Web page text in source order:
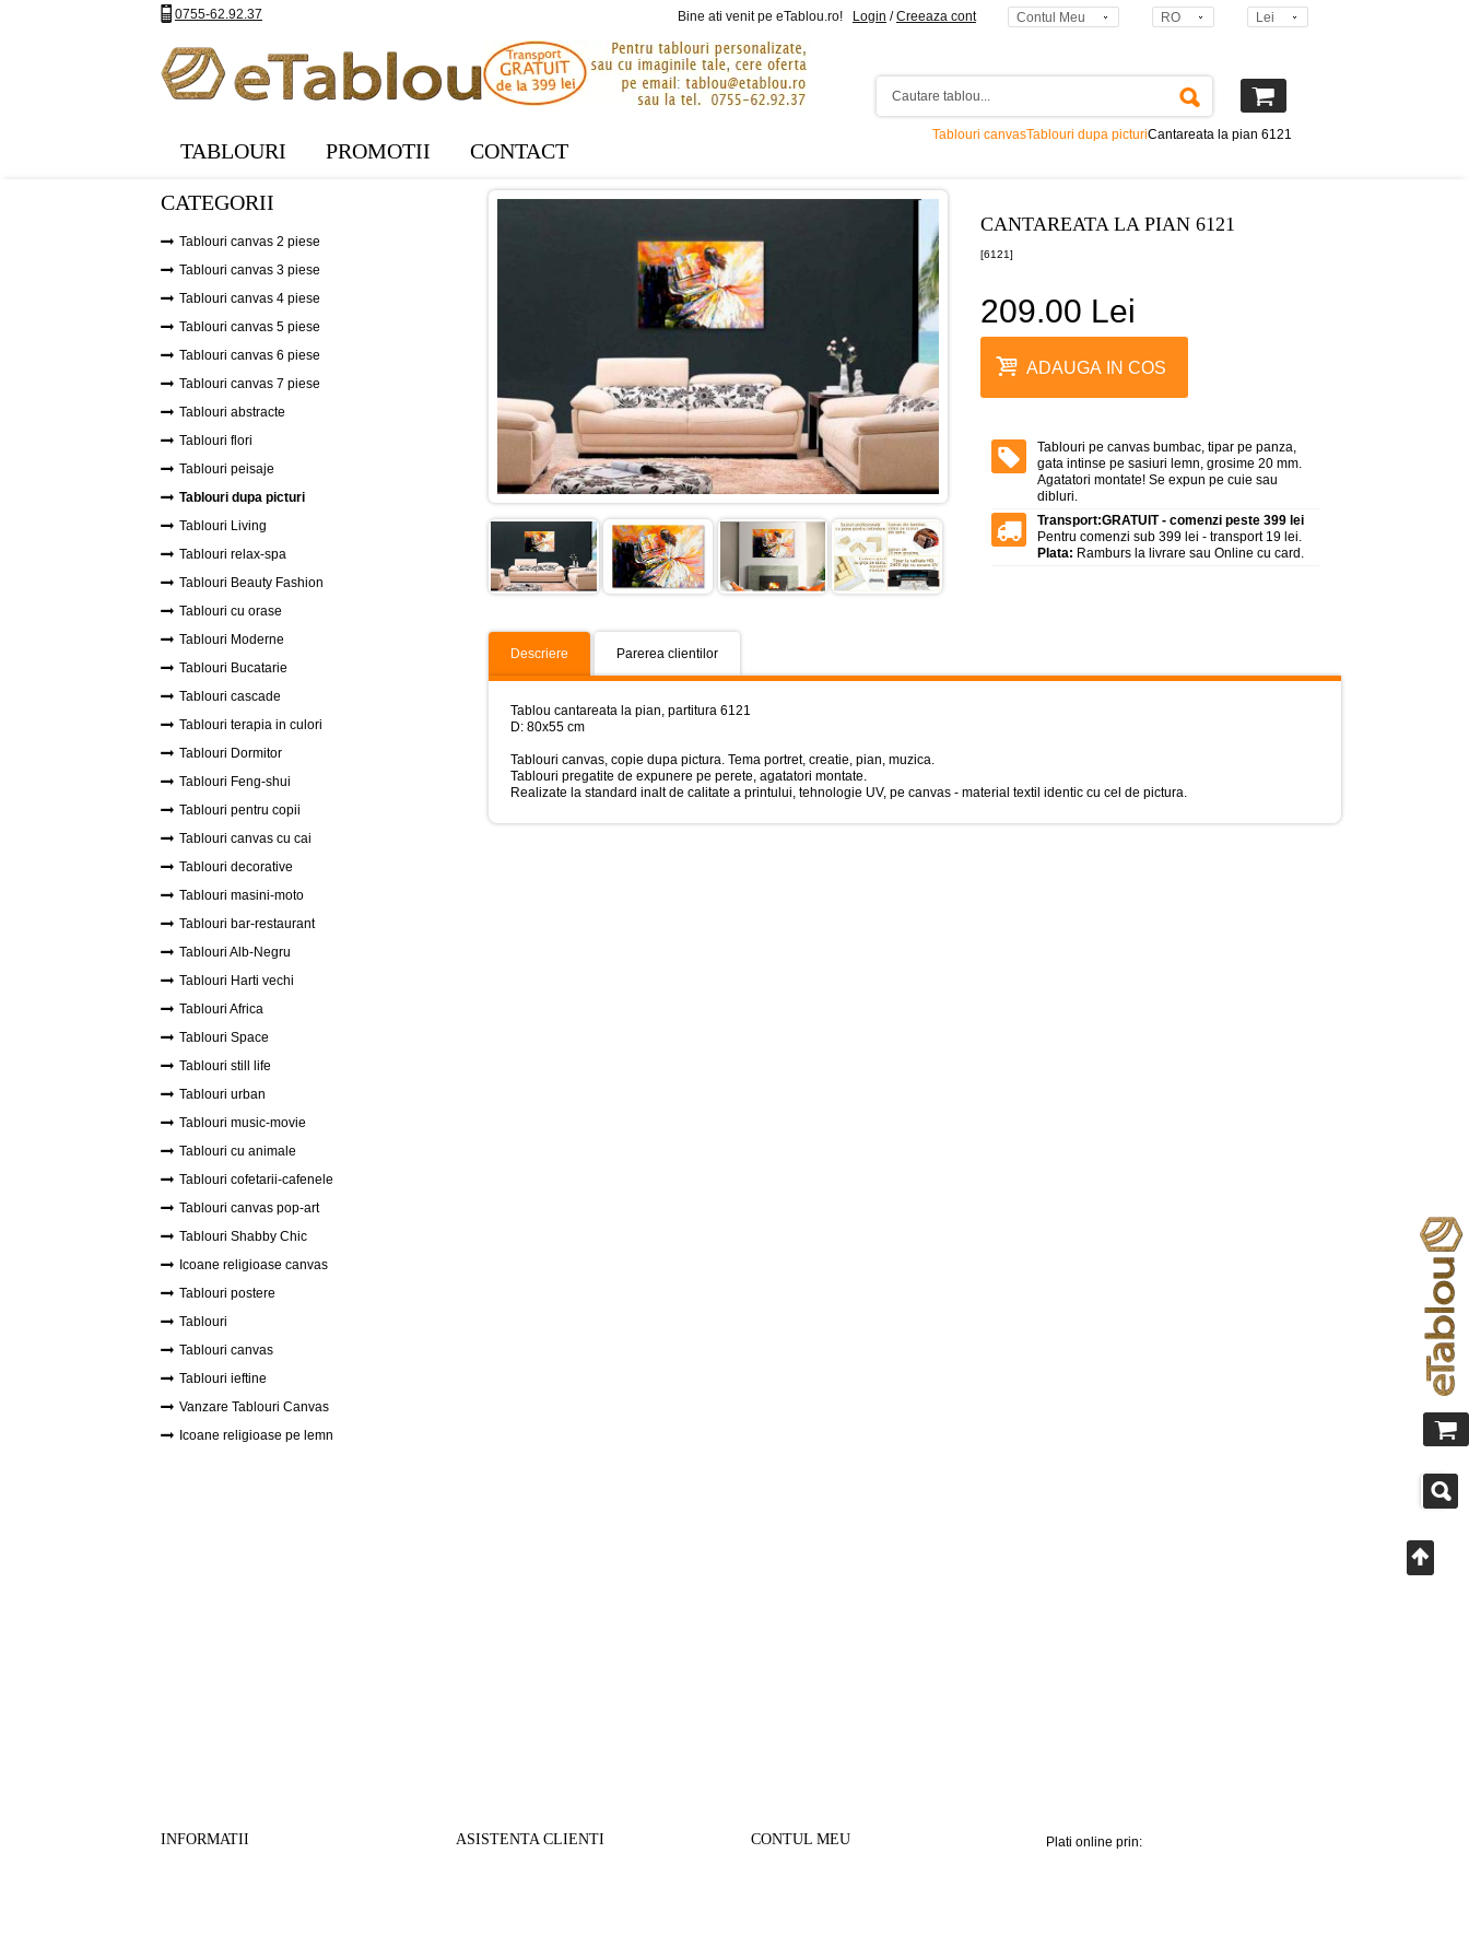
0755-62.92.37 Bine ati venit pe eTablou.ro! Login /Creeaza cont Contul Meu RO Lei
TABLOURI PROMOTII CONTACT
Tablouri canvasTablouri dupa picturiCantareata la pian 6121
CANTAREATA LA PIAN 6121
[6121]
209.00 Lei
ADAUGA IN COS
Tablouri pe canvas bumbac, tipar pe panza,
gata intinse pe sasiuri lemn, grosime 20 mm.
Agatatori montate! Se expun pe cuie sau
dibluri.
Transport:GRATUIT - comenzi peste 399 lei
Pentru comenzi sub 399 lei - transport 19 lei.
Plata: Ramburs la livrare sau Online cu card.
Descriere Parerea clientilor
Tablou cantareata la pian, partitura 6121
D: 80x55 cm
Tablouri canvas, copie dupa pictura. Tema portret, creatie, pian, muzica.
Tablouri pregatite de expunere pe perete, agatatori montate.
Realizate la standard inalt de calitate a printului, tehnologie UV, pe canvas - material textil identic cu cel de pictura.
CATEGORII
Tablouri canvas 2 piese
Tablouri canvas 3 piese
Tablouri canvas 4 piese
Tablouri canvas 5 piese
Tablouri canvas 6 piese
Tablouri canvas 7 piese
Tablouri abstracte
Tablouri flori
Tablouri peisaje
Tablouri dupa picturi
Tablouri Living
Tablouri relax-spa
Tablouri Beauty Fashion
Tablouri cu orase
Tablouri Moderne
Tablouri Bucatarie
Tablouri cascade
Tablouri terapia in culori
Tablouri Dormitor
Tablouri Feng-shui
Tablouri pentru copii
Tablouri canvas cu cai
Tablouri decorative
Tablouri masini-moto
Tablouri bar-restaurant
Tablouri Alb-Negru
Tablouri Harti vechi
Tablouri Africa
Tablouri Space
Tablouri still life
Tablouri urban
Tablouri music-movie
Tablouri cu animale
Tablouri cofetarii-cafenele
Tablouri canvas pop-art
Tablouri Shabby Chic
Icoane religioase canvas
Tablouri postere
Tablouri
Tablouri canvas
Tablouri ieftine
Vanzare Tablouri Canvas
Icoane religioase pe lemn
INFORMATII ASISTENTA CLIENTI CONTUL MEU Plati online prin: